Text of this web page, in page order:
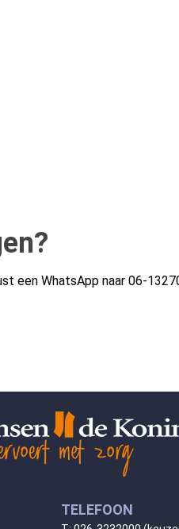
een WhatsApp naar 06-
TELEFOON